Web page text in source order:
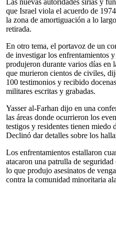
Las nuevas autoridades sirias y
que Israel viola el acuerdo de
la zona de amortiguación a lo
retirada.
En otro tema, el portavoz de un
de investigar los enfrentamientos
produjeron durante varios días en
que murieron cientos de civiles,
100 testimonios y recibido
militares escritas y grabadas.
Yasser al-Farhan dijo en una
las áreas donde ocurrieron los
testigos y residentes tienen miedo
Declinó dar detalles sobre los
Los enfrentamientos estallaron
atacaron una patrulla de
lo que produjo asesinatos de
contra la comunidad minoritaria